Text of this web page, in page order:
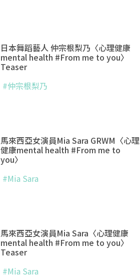
日本舞蹈藝人 仲宗根梨乃〈心理健康
mental health #From me to you〉
Teaser
#仲宗根梨乃
馬來西亞女演員Mia Sara GRWM〈心理
健康mental health #From me to
you〉
#Mia Sara
馬來西亞女演員Mia Sara〈心理健康
mental health #From me to you〉
Teaser
#Mia Sara